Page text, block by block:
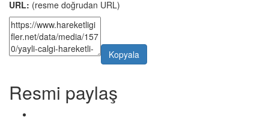
URL: (resme doğrudan URL)
Kopyala
Resmi paylaş